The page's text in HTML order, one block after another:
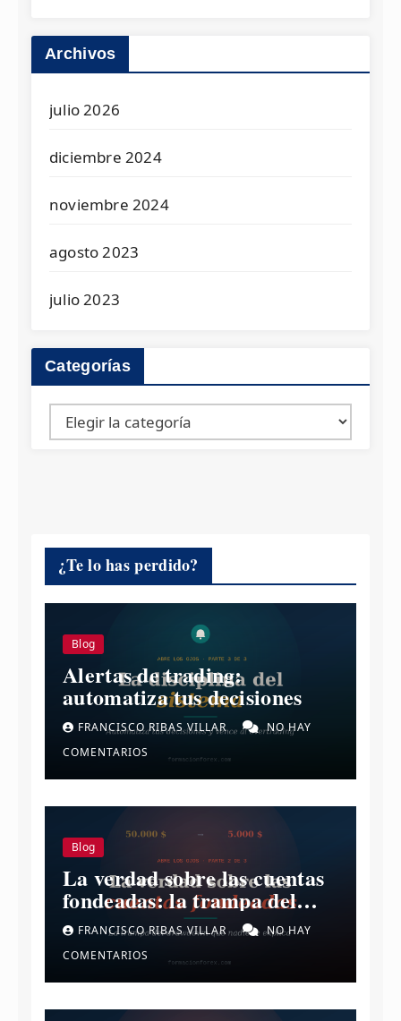
Archivos
julio 2026
diciembre 2024
noviembre 2024
agosto 2023
julio 2023
Categorías
Categorías
¿Te lo has perdido?
Blog
Alertas de trading:
automatiza tus decisiones
FRANCISCO RIBAS VILLAR
NO HAY
COMENTARIOS
Blog
La verdad sobre las cuentas
fondeadas: la trampa del
drawdown.
FRANCISCO RIBAS VILLAR
NO HAY
COMENTARIOS